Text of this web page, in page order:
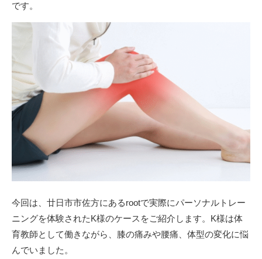
です。
今回は、廿日市市佐方にあるrootで実際にパーソナルトレー
ニングを体験されたK様のケースをご紹介します。K様は体
育教師として働きながら、膝の痛みや腰痛、体型の変化に悩
んでいました。